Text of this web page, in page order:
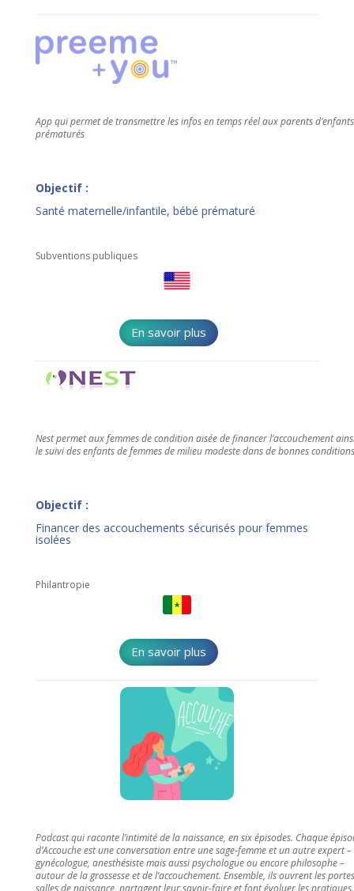
App qui permet de transmettre les infos en temps réel aux parents d’enfants
prématurés
Objectif :
Santé maternelle/infantile, bébé prématuré
Subventions publiques
En savoir plus
Nest permet aux femmes de condition aisée de financer l’accouchement
le suivi des enfants de femmes de milieu modeste dans de bonnes conditions
Objectif :
Financer des accouchements sécurisés pour femmes
isolées
Philantropie
En savoir plus
Podcast qui raconte l’intimité de la naissance, en six épisodes. Chaque
d’Accouche est une conversation entre une sage-femme et un autre expert –
gynécologue, anesthésiste mais aussi psychologue ou encore philosophe –
autour de la grossesse et de l’accouchement. Ensemble, ils ouvrent les